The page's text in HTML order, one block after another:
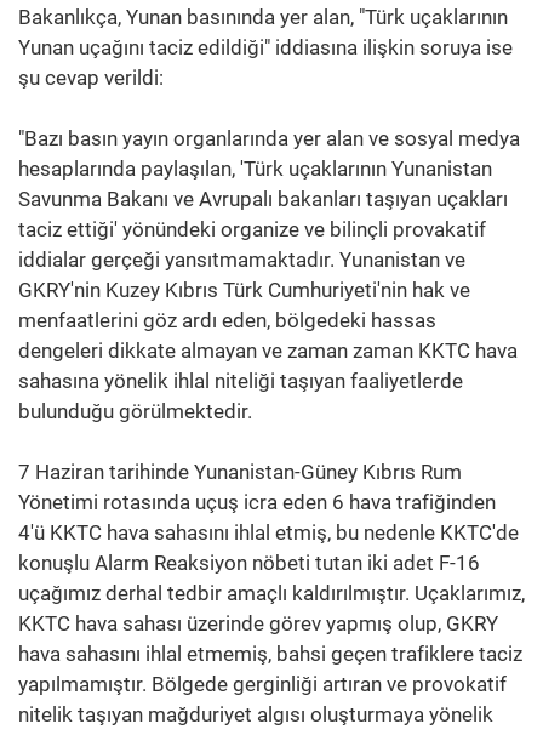
Bakanlıkça, Yunan basınında yer alan, "Türk uçaklarının
Yunan uçağını taciz edildiği" iddiasına ilişkin soruya ise
şu cevap verildi:
"Bazı basın yayın organlarında yer alan ve sosyal medya
hesaplarında paylaşılan, 'Türk uçaklarının Yunanistan
Savunma Bakanı ve Avrupalı bakanları taşıyan uçakları
taciz ettiği' yönündeki organize ve bilinçli provakatif
iddialar gerçeği yansıtmamaktadır. Yunanistan ve
GKRY'nin Kuzey Kıbrıs Türk Cumhuriyeti'nin hak ve
menfaatlerini göz ardı eden, bölgedeki hassas
dengeleri dikkate almayan ve zaman zaman KKTC hava
sahasına yönelik ihlal niteliği taşıyan faaliyetlerde
bulunduğu görülmektedir.
7 Haziran tarihinde Yunanistan-Güney Kıbrıs Rum
Yönetimi rotasında uçuş icra eden 6 hava trafiğinden
4'ü KKTC hava sahasını ihlal etmiş, bu nedenle KKTC'de
konuşlu Alarm Reaksiyon nöbeti tutan iki adet F-16
uçağımız derhal tedbir amaçlı kaldırılmıştır. Uçaklarımız,
KKTC hava sahası üzerinde görev yapmış olup, GKRY
hava sahasını ihlal etmemiş, bahsi geçen trafiklere taciz
yapılmamıştır. Bölgede gerginliği artıran ve provokatif
nitelik taşıyan mağduriyet algısı oluşturmaya yönelik